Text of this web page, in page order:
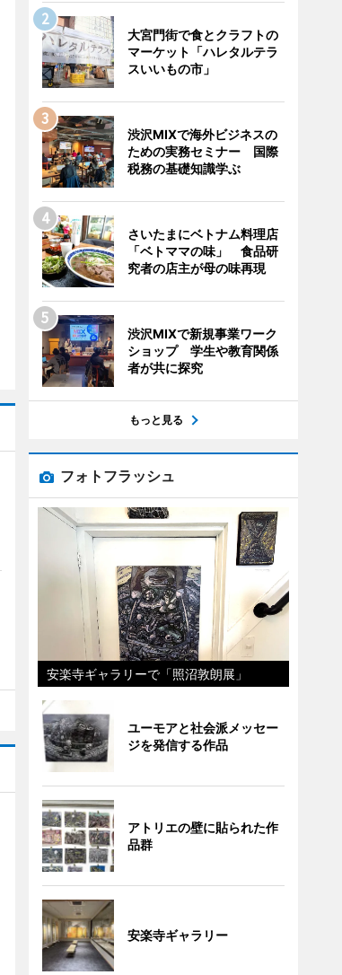
大宮門街で食とクラフトの
マーケット「ハレタルテラ
スいいもの市」
渋沢MIXで海外ビジネスの
ための実務セミナー 国際
税務の基礎知識学ぶ
さいたまにベトナム料理店
「ベトママの味」 食品研
究者の店主が母の味再現
渋沢MIXで新規事業ワーク
ショップ 学生や教育関係
者が共に探究
もっと見る
フォトフラッシュ
安楽寺ギャラリーで「照沼敦朗展」
ユーモアと社会派メッセー
ジを発信する作品
アトリエの壁に貼られた作
品群
安楽寺ギャラリー